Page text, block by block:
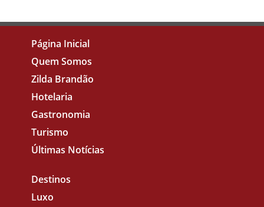
Página Inicial
Quem Somos
Zilda Brandão
Hotelaria
Gastronomia
Turismo
Últimas Notícias
Destinos
Luxo